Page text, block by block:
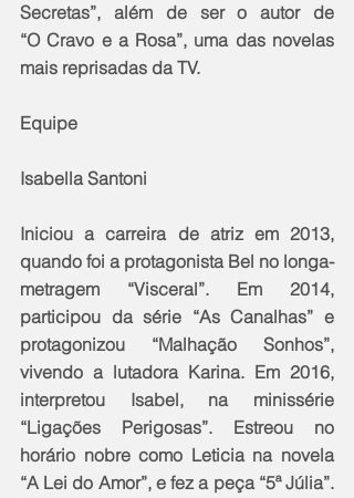
Secretas”, além de ser o autor de
“O Cravo e a Rosa”, uma das novelas
mais reprisadas da TV.
Equipe
Isabella Santoni
Iniciou a carreira de atriz em 2013,
quando foi a protagonista Bel no longa-
metragem “Visceral”. Em 2014,
participou da série “As Canalhas” e
protagonizou “Malhação Sonhos”,
vivendo a lutadora Karina. Em 2016,
interpretou Isabel, na minissérie
“Ligações Perigosas”. Estreou no
horário nobre como Leticia na novela
“A Lei do Amor”, e fez a peça “5ª Júlia”.